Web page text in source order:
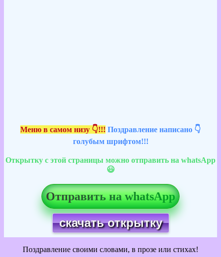
Меню в самом низу 👇!!! Поздравление написано 👇
голубым шрифтом!!!
Открытку с этой страницы можно отправить на whatsApp
😃
Отправить на whatsApp
скачать открытку
Поздравление своими словами, в прозе или стихах!